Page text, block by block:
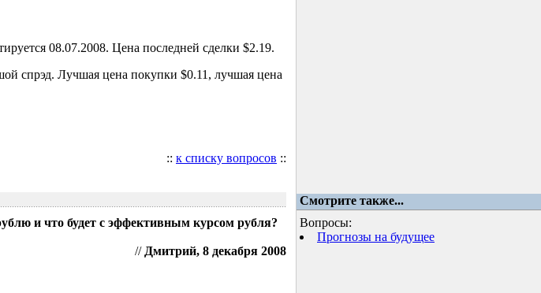
08.07.2008. Цена последней сделки $2.19.
спрэд. Лучшая цена покупки $0.11, лучшая цена
:: к списку вопросов ::
Смотрите также...
и что будет с эффективным курсом рубля?
// Дмитрий, 8 декабря 2008
Вопросы:
Прогнозы на будущее